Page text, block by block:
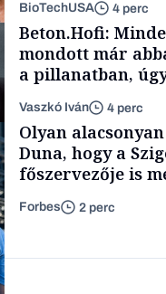
BioTechUSA 4 perc
Beton.Hofi:
mondott már
a pillanatban,
a legsarkosabb
gondolataimat
kimondani
Vaszkó Iván 4 perc
Olyan
Duna, hogy a
főszervezője is
Forbes 2 perc